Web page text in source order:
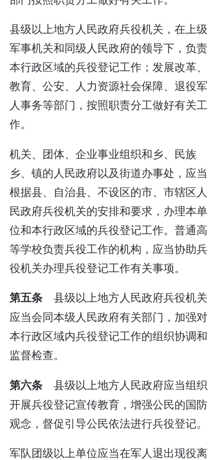
县级以上地方人民政府兵役机关，在上级
军事机关和同级人民政府的领导下，负责
本行政区域的兵役登记工作；发展改革、
教育、公安、人力资源社会保障、退役军
人事务等部门，按照职责分工做好有关工
作。
机关、团体、企业事业组织和乡、民族
乡、镇的人民政府以及街道办事处，应当
根据县、自治县、不设区的市、市辖区人
民政府兵役机关的安排和要求，办理本单
位和本行政区域的兵役登记工作。普通高
等学校负责兵役工作的机构，应当协助兵
役机关办理兵役登记工作有关事项。
第五条县级以上地方人民政府兵役机关
应当会同本级人民政府有关部门，加强对
本行政区域内兵役登记工作的组织协调和
监督检查。
第六条县级以上地方人民政府应当组织
开展兵役登记宣传教育，增强公民的国防
观念，督促引导公民依法进行兵役登记。
军队团级以上单位应当在军人退出现役离